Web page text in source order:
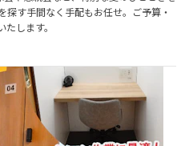
探す手間なく手配もお任せ。ご予算・
します。